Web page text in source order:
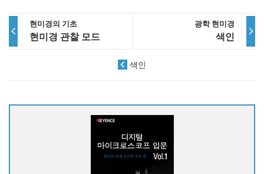
현미경의 기초
현미경 관찰 모드
광학 현미경
색인
색인